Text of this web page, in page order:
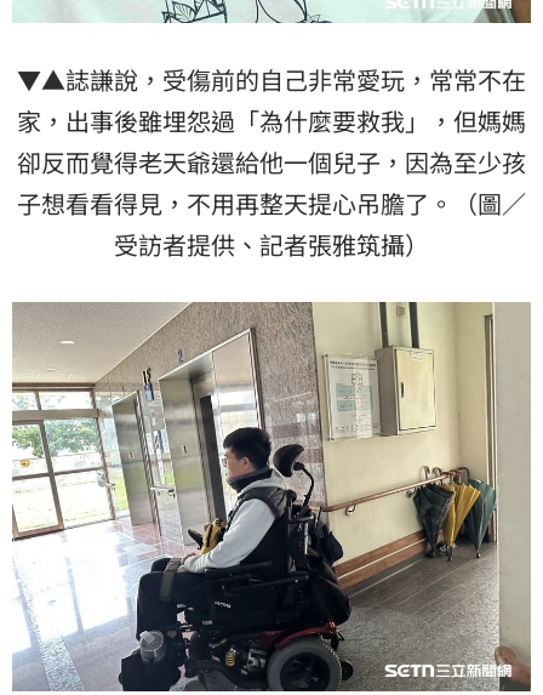
▼▲誌謙說，受傷前的自己非常愛玩，常常不在
家，出事後雖埋怨過「為什麼要救我」，但媽媽
卻反而覺得老天爺還給他一個兒子，因為至少孩
子想看看得見，不用再整天提心吊膽了。（圖／
受訪者提供、記者張雅筑攝）